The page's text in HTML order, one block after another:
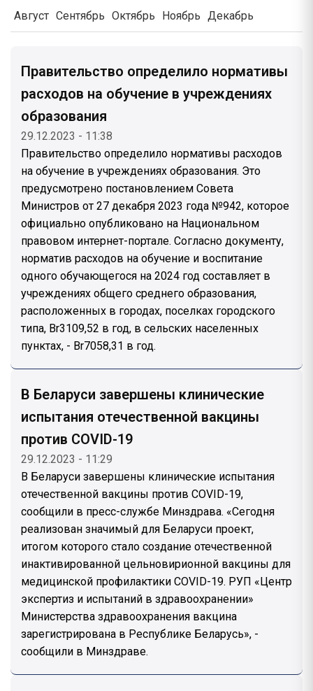
Август Сентябрь Октябрь Ноябрь Декабрь
Правительство определило нормативы
расходов на обучение в учреждениях
образования
29.12.2023 - 11:38
Правительство определило нормативы расходов
на обучение в учреждениях образования. Это
предусмотрено постановлением Совета
Министров от 27 декабря 2023 года №942, которое
официально опубликовано на Национальном
правовом интернет-портале. Согласно документу,
норматив расходов на обучение и воспитание
одного обучающегося на 2024 год составляет в
учреждениях общего среднего образования,
расположенных в городах, поселках городского
типа, Br3109,52 в год, в сельских населенных
пунктах, - Br7058,31 в год.
В Беларуси завершены клинические
испытания отечественной вакцины
против COVID-19
29.12.2023 - 11:29
В Беларуси завершены клинические испытания
отечественной вакцины против COVID-19,
сообщили в пресс-службе Минздрава. «Сегодня
реализован значимый для Беларуси проект,
итогом которого стало создание отечественной
инактивированной цельновирионной вакцины для
медицинской профилактики COVID-19. РУП «Центр
экспертиз и испытаний в здравоохранении»
Министерства здравоохранения вакцина
зарегистрирована в Республике Беларусь», -
сообщили в Минздраве.